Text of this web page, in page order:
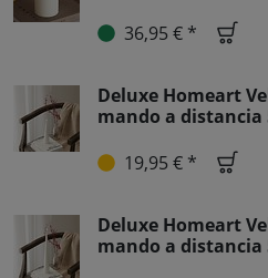
36,95 € *
Deluxe Homeart
mando a distancia
19,95 € *
Deluxe Homeart
mando a distancia